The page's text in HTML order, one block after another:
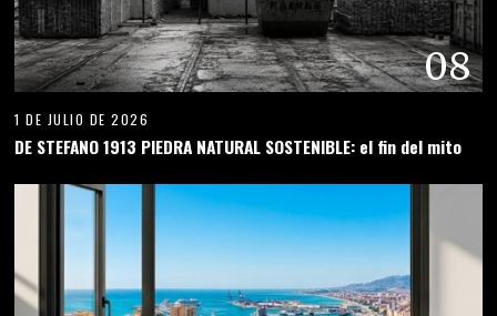
08
1 DE JULIO DE 2026
DE STEFANO 1913 PIEDRA NATURAL SOSTENIBLE: el fin del mito